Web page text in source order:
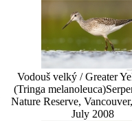
Vodouš velký / Greater
(Tringa melanoleuca)
Nature Reserve,
July 2008